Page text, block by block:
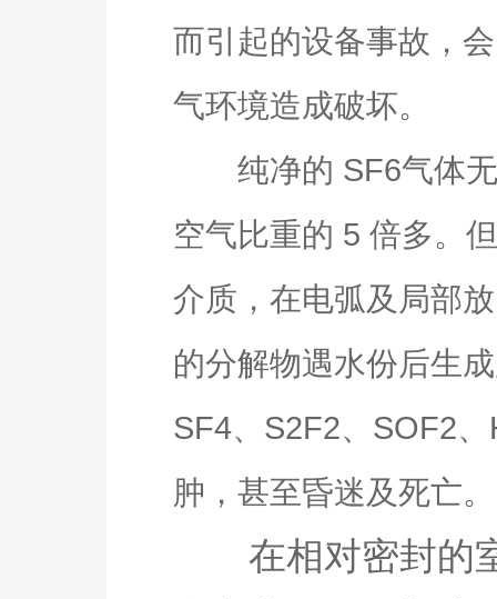
而引起的设备事故，
气环境造成破坏。
纯净的 SF6气体无
空气比重的 5 倍多。
介质，在电弧及局部
的分解物遇水份后生
SF4、S2F2、SOF2
肿，甚至昏迷及死亡。
在相对密封的室